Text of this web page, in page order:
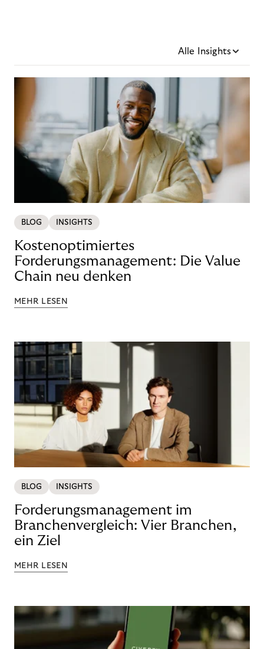
Alle Insights
BLOG INSIGHTS
Kostenoptimiertes
Forderungsmanagement: Die Value
Chain neu denken
MEHR LESEN
BLOG INSIGHTS
Forderungsmanagement im
Branchenvergleich: Vier Branchen,
ein Ziel
MEHR LESEN